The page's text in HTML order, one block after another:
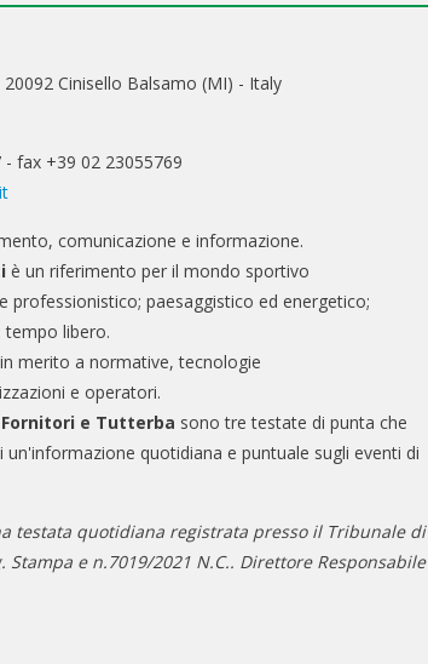
Cinisello Balsamo (MI) - Italy
fax +39 02 23055769
comunicazione e informazione.
è un riferimento per il mondo sportivo
professionistico; paesaggistico ed energetico;
tempo libero.
merito a normative, tecnologie
e operatori.
e Tutterba sono tre testate di punta che
quotidiana e puntuale sugli eventi di
testata quotidiana registrata presso il Tribunale di
Stampa e n.7019/2021 N.C.. Direttore Responsabile